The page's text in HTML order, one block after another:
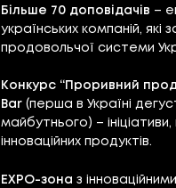
Більше 70 доповідачів –
українських компаній, які
продовольчої системи
​​​Конкурс “Проривний
Bar (перша в Україні
майбутнього) –
інноваційних продуктів.
EXPO-зона з